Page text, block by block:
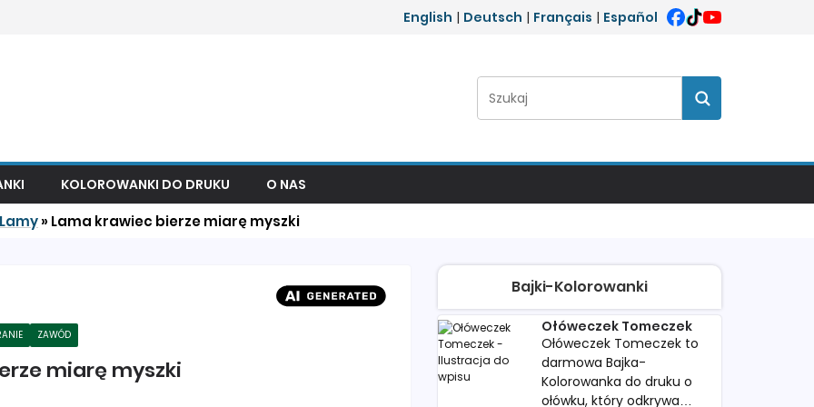
English | Deutsch | Français | Español
Szukaj:
Szukaj
KOLOROWANKI DO DRUKU O NAS
Lamy» Lama krawiec bierze miarę myszki
ZAWÓD
miarę myszki
Bajki-Kolorowanki
Ołóweczek Tomeczek
Ołóweczek Tomeczek to
darmowa Bajka-
Kolorowanka do druku o
ołówku, który odkrywa